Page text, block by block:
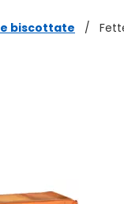
biscottate /